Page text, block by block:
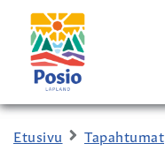
Siirry sisältöön
Kaupungin
logo
Etusivu Tapahtumat